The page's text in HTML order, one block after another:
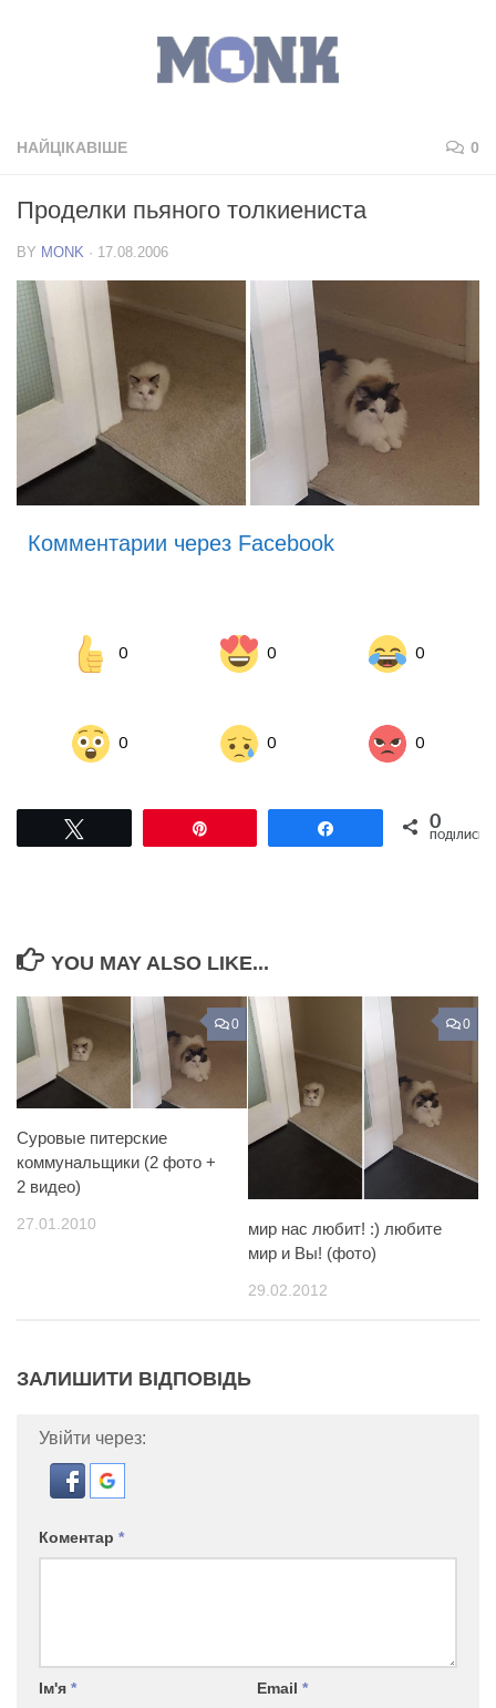
НАЙЦІКАВІШЕ 0
Проделки пьяного толкиениста
BY MONK · 17.08.2006
Комментарии через Facebook
0 0 0
0 0 0
Поділитися0
ПОДІЛИСЬ
YOU MAY ALSO LIKE...
0
Суровые питерские
коммунальщики (2 фото +
2 видео)
27.01.2010
0
мир нас любит! :) любите
мир и Вы! (фото)
29.02.2012
ЗАЛИШИТИ ВІДПОВІДЬ
Увійти через:
Коментар *
Ім'я * Email *